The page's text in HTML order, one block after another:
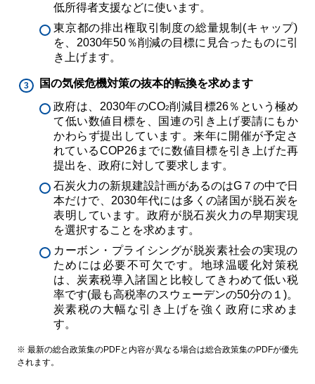
低所得者支援などに使います。
東京都の排出権取引制度の総量規制(キャップ)
を、2030年50％削減の目標に見合ったものに引
き上げます。
国の気候危機対策の抜本的転換を求めます
政府は、2030年のCO2削減目標26％という極め
て低い数値目標を、国連の引き上げ要請にもか
かわらず提出しています。来年に開催が予定さ
れているCOP26までに数値目標を引き上げた再
提出を、政府に対して要求します。
石炭火力の新規建設計画があるのはG７の中で日
本だけで、2030年代には多くの諸国が脱石炭を
表明しています。政府が脱石炭火力の早期実現
を選択することを求めます。
カーボン・プライシングが脱炭素社会の実現の
ためには必要不可欠です。地球温暖化対策税
は、炭素税導入諸国と比較してきわめて低い税
率です(最も高税率のスウェーデンの50分の１)。
炭素税の大幅な引き上げを強く政府に求めま
す。
※ 最新の総合政策集のPDFと内容が異なる場合は総合政策集のPDFが優先
されます。